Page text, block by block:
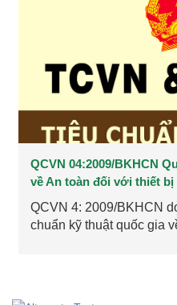
QCVN 04:2009/BKHCN
về An toàn đối với thiết
QCVN 4: 2009/BKHCN
chuẩn kỹ thuật quốc gia